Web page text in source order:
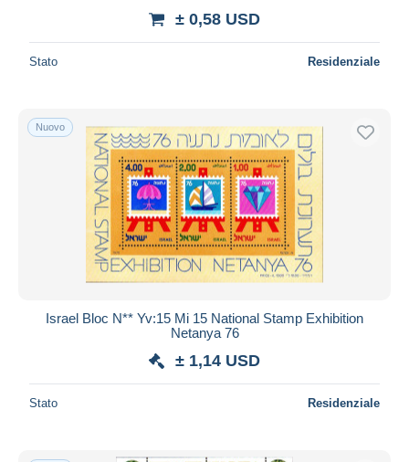
± 0,58 USD
Stato Residenziale
Nuovo
Israel Bloc N** Yv:15 Mi 15 National Stamp Exhibition
Netanya 76
± 1,14 USD
Stato Residenziale